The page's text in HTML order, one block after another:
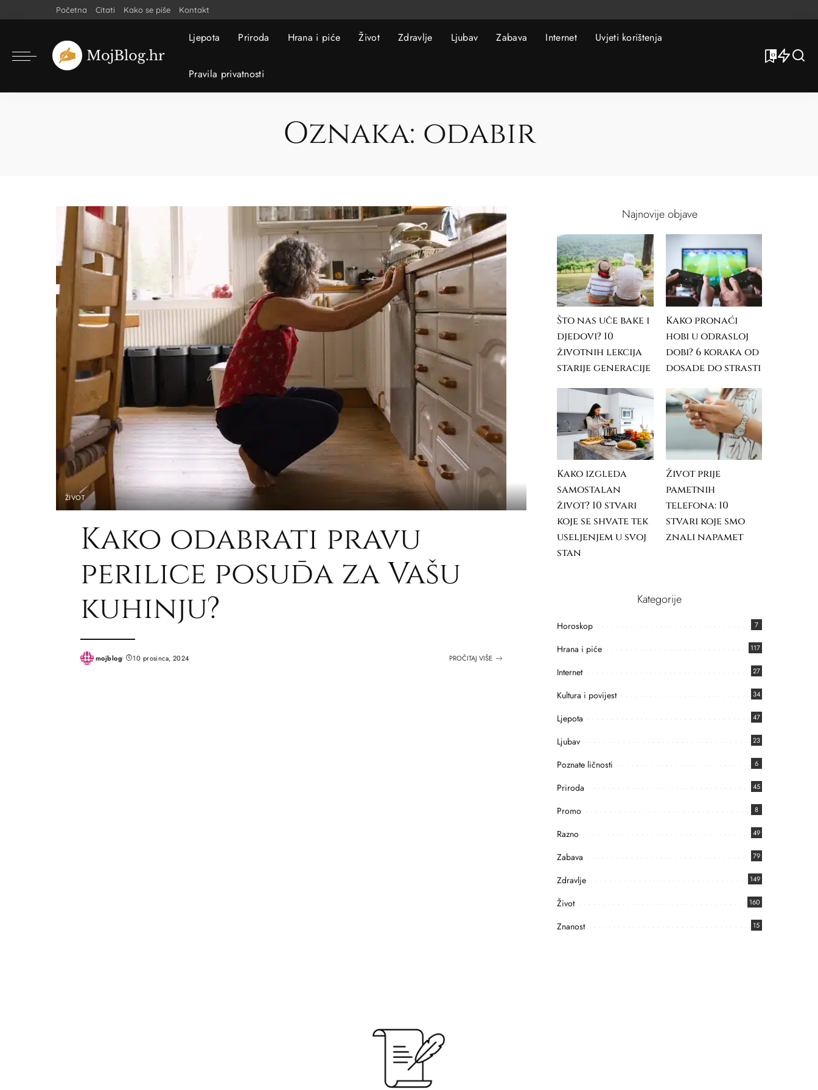
Početna Citati Kako se piše Kontakt
Ljepota Priroda Hrana i piće Život Zdravlje Ljubav Zabava Internet Uvjeti korištenja
Pravila privatnosti
0
Oznaka: odabir
ŽIVOT
Kako odabrati pravu
perilice posuđa za Vašu
kuhinju?
Postedmojblog 10 prosinca, 2024 PROČITAJ VIŠE
Najnovije objave
Što nas uče bake i
djedovi? 10
životnih lekcija
starije generacije
Kako pronaći
hobi u odrasloj
dobi? 6 koraka od
dosade do strasti
Kako izgleda
samostalan
život? 10 stvari
koje se shvate tek
useljenjem u svoj
stan
Život prije
pametnih
telefona: 10
stvari koje smo
znali napamet
Kategorije
Horoskop 7
Hrana i piće 117
Internet 27
Kultura i povijest 34
Ljepota 47
Ljubav 23
Poznate ličnosti 6
Priroda 45
Promo 8
Razno 49
Zabava 79
Zdravlje 149
Život 160
Znanost 15